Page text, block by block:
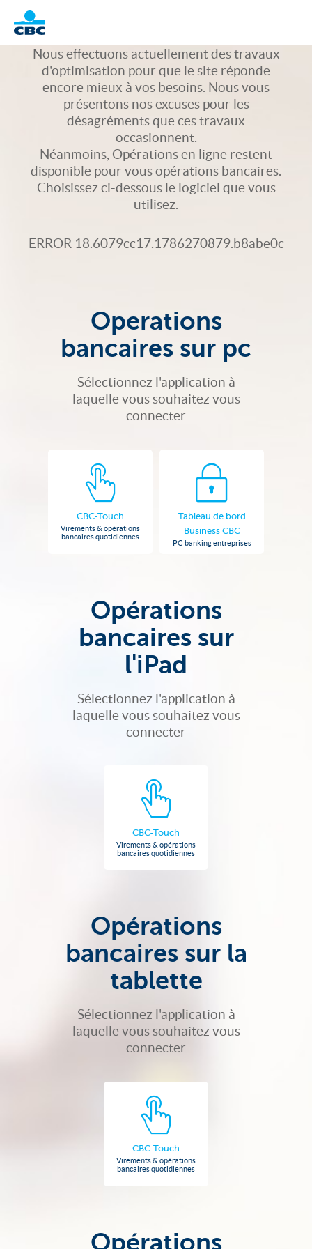
LogoNous effectuons actuellement des travaux
d'optimisation pour que le site réponde
encore mieux à vos besoins. Nous vous
présentons nos excuses pour les
désagréments que ces travaux
occasionnent.
Néanmoins, Opérations en ligne restent
disponible pour vous opérations bancaires.
Choisissez ci-dessous le logiciel que vous
utilisez.
ERROR 18.6079cc17.1786270879.b8abe0c
Operations
bancaires sur pc
Sélectionnez l'application à
laquelle vous souhaitez vous
connecter
CBC-Touch
Virements & opérations
bancaires quotidiennes
Tableau de bord
Business CBC
PC banking entreprises
Opérations
bancaires sur
l'iPad
Sélectionnez l'application à
laquelle vous souhaitez vous
connecter
CBC-Touch
Virements & opérations
bancaires quotidiennes
Opérations
bancaires sur la
tablette
Sélectionnez l'application à
laquelle vous souhaitez vous
connecter
CBC-Touch
Virements & opérations
bancaires quotidiennes
Opérations